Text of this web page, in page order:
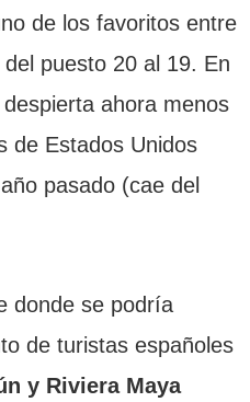
de los favoritos entre
puesto 20 al 19. En
ahora menos
de Estados Unidos
pasado (cae del
donde se podría
de turistas españoles
y Riviera Maya